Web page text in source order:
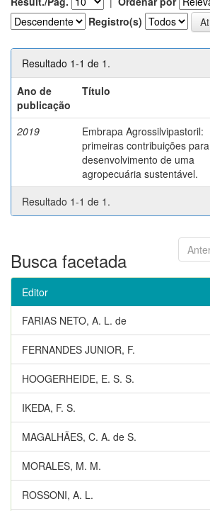
Registro(s)
Resultado 1-1 de 1.
Ano de
publicação
Título
2019
Embrapa Agrossilvipastoril:
primeiras contribuições
desenvolvimento de uma
agropecuária sustentável.
Resultado 1-1 de 1.
Busca facetada
Editor
FARIAS NETO, A. L. de
FERNANDES JUNIOR, F.
HOOGERHEIDE, E. S. S.
IKEDA, F. S.
MAGALHÃES, C. A. de S.
MORALES, M. M.
ROSSONI, A. L.